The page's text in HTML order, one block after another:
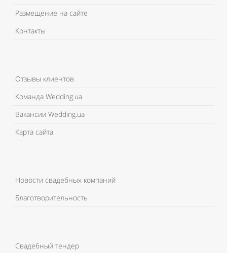
Размещение на сайте
Контакты
Отзывы клиентов
Команда Wedding.ua
Вакансии Wedding.ua
Карта сайта
Новости свадебных компаний
Благотворительность
Свадебный тендер